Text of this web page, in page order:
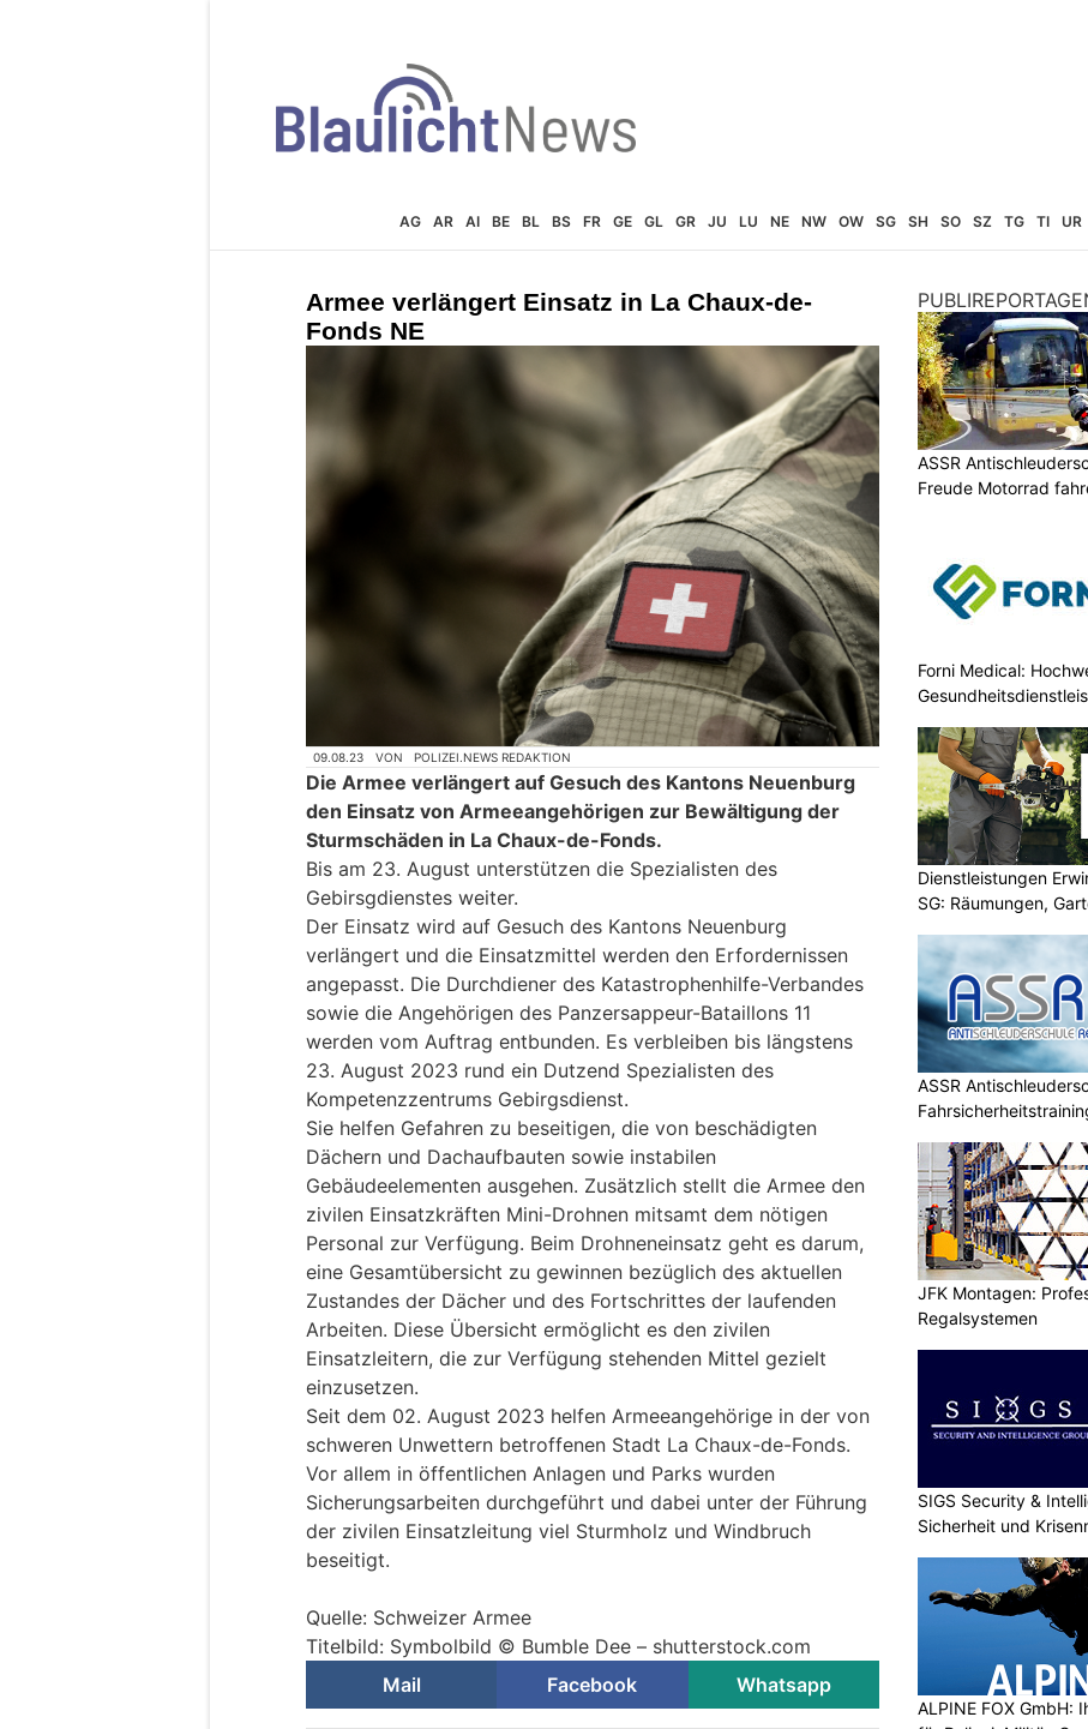
AG AR AI BE BL BS FR GE GL GR JU LU NE NW OW SG SH SO SZ TG TI UR
Armee verlängert Einsatz in La Chaux-de-
Fonds NE
09.08.23 VON POLIZEI.NEWS REDAKTION
Die Armee verlängert auf Gesuch des Kantons Neuenburg
den Einsatz von Armeeangehörigen zur Bewältigung der
Sturmschäden in La Chaux-de-Fonds.
Bis am 23. August unterstützen die Spezialisten des
Gebirsgdienstes weiter.
Der Einsatz wird auf Gesuch des Kantons Neuenburg
verlängert und die Einsatzmittel werden den Erfordernissen
angepasst. Die Durchdiener des Katastrophenhilfe-Verbandes
sowie die Angehörigen des Panzersappeur-Bataillons 11
werden vom Auftrag entbunden. Es verbleiben bis längstens
23. August 2023 rund ein Dutzend Spezialisten des
Kompetenzzentrums Gebirgsdienst.
Sie helfen Gefahren zu beseitigen, die von beschädigten
Dächern und Dachaufbauten sowie instabilen
Gebäudeelementen ausgehen. Zusätzlich stellt die Armee den
zivilen Einsatzkräften Mini-Drohnen mitsamt dem nötigen
Personal zur Verfügung. Beim Drohneneinsatz geht es darum,
eine Gesamtübersicht zu gewinnen bezüglich des aktuellen
Zustandes der Dächer und des Fortschrittes der laufenden
Arbeiten. Diese Übersicht ermöglicht es den zivilen
Einsatzleitern, die zur Verfügung stehenden Mittel gezielt
einzusetzen.
Seit dem 02. August 2023 helfen Armeeangehörige in der von
schweren Unwettern betroffenen Stadt La Chaux-de-Fonds.
Vor allem in öffentlichen Anlagen und Parks wurden
Sicherungsarbeiten durchgeführt und dabei unter der Führung
der zivilen Einsatzleitung viel Sturmholz und Windbruch
beseitigt.
Quelle: Schweizer Armee
Titelbild: Symbolbild © Bumble Dee – shutterstock.com
Mail
Facebook Whatsapp
ASSR
Freude Motorrad
Forni Medical:
Dienstleistungen
SG: Räumungen,
ASSR
JFK Montagen:
Regalsystemen
SIGS Security &
Sicherheit und
ALPINE FOX GmbH: